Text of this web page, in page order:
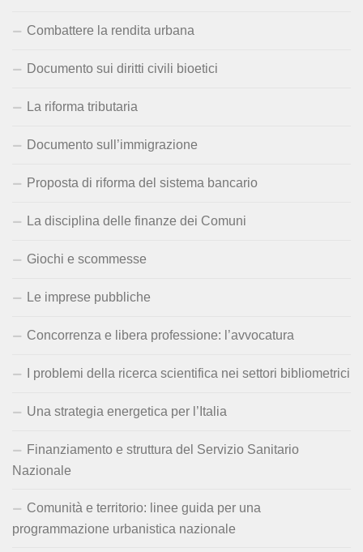
Combattere la rendita urbana
Documento sui diritti civili bioetici
La riforma tributaria
Documento sull’immigrazione
Proposta di riforma del sistema bancario
La disciplina delle finanze dei Comuni
Giochi e scommesse
Le imprese pubbliche
Concorrenza e libera professione: l’avvocatura
I problemi della ricerca scientifica nei settori bibliometrici
Una strategia energetica per l’Italia
Finanziamento e struttura del Servizio Sanitario
Nazionale
Comunità e territorio: linee guida per una
programmazione urbanistica nazionale